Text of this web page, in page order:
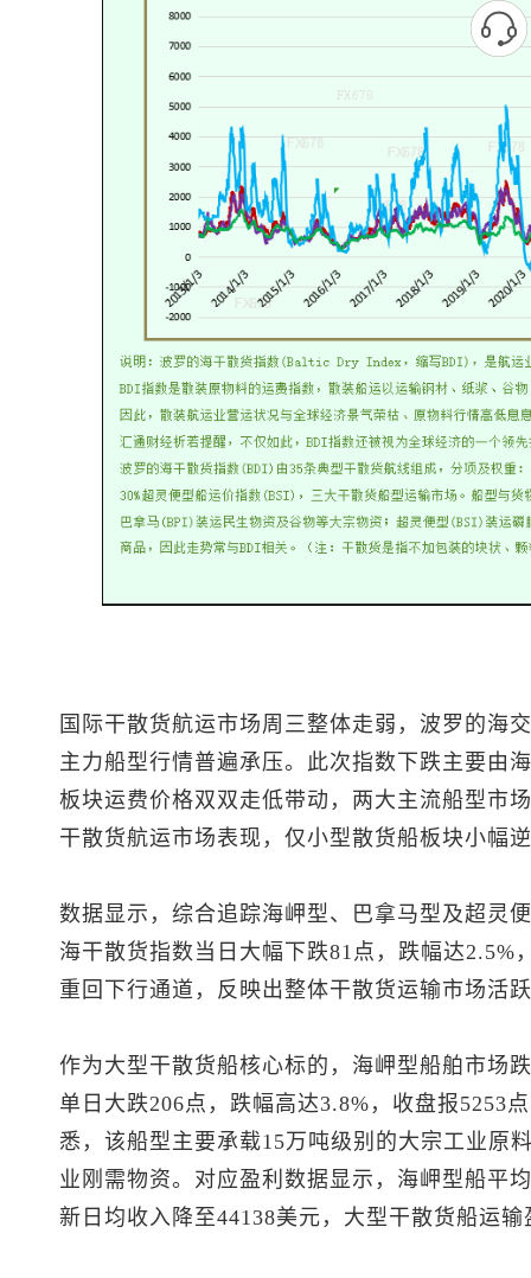
国际干散货航运市场周三整体走弱，波罗的海
主力船型行情普遍承压。此次指数下跌主要由
板块运费价格双双走低带动，两大主流船型市
干散货航运市场表现，仅小型散货船板块小幅
数据显示，综合追踪海岬型、巴拿马型及超灵
海干散货指数当日大幅下跌81点，跌幅达2.5%
重回下行通道，反映出整体干散货运输市场活
作为大型干散货船核心标的，海岬型船舶市场
单日大跌206点，跌幅高达3.8%，收盘报5253
悉，该船型主要承载15万吨级别的大宗工业原
业刚需物资。对应盈利数据显示，海岬型船平
新日均收入降至44138美元，大型干散货船运